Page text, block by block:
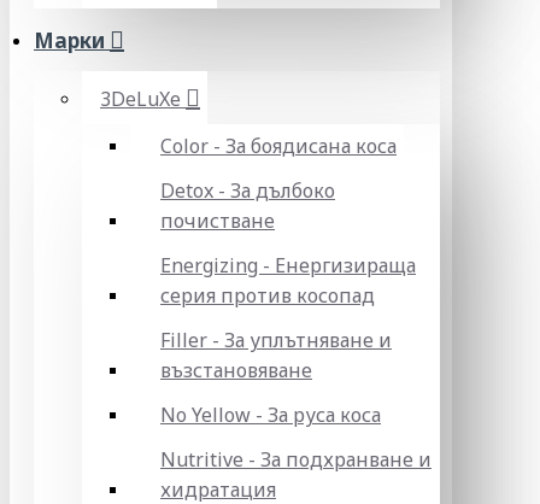
Марки
3DeLuXe
Color - За боядисана коса
Detox - За дълбоко
почистване
Energizing - Енергизираща
серия против косопад
Filler - За уплътняване и
възстановяване
No Yellow - За руса коса
Nutritive - За подхранване и
хидратация